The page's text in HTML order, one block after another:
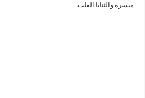
ميسرة والثنايا القلب.